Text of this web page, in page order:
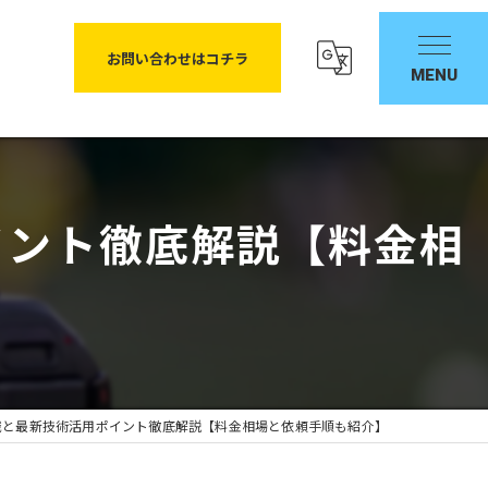
お問い合わせはコチラ
ト徹底解説【料金相
最新技術活用ポイント徹底解説【料金相場と依頼手順も紹介】